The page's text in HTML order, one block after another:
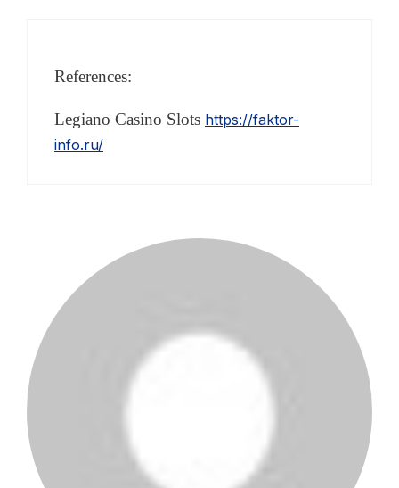
References:
Legiano Casino Slots https://faktor-
info.ru/